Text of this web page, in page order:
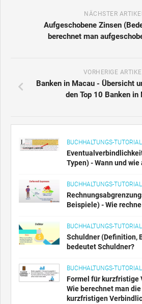
NÄCHSTER
Aufgeschobene Zinsen
berechnet man
VORHERIGE
Banken in Macau - Übersicht
den Top 10 Banken in
BUCHHALTUNGS-
Typen) - Wann und
BUCHHALTUNGS-
Beispiele) - Wie
BUCHHALTUNGS-
Schuldner (Definition,
bedeutet Schuldner?
BUCHHALTUNGS-
Formel für kurzfristige
Wie berechnet man
kurzfristigen